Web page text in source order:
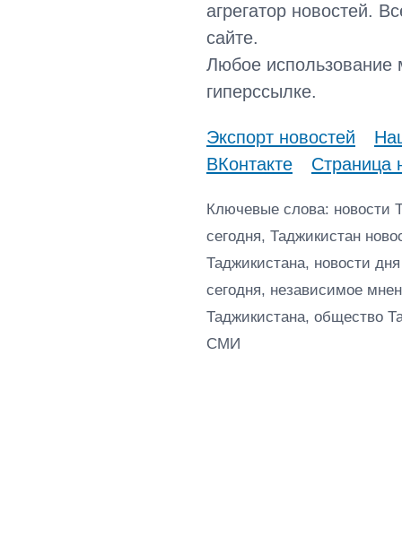
агрегатор новостей.
сайте.
Любое использование
гиперссылке.
Экспорт новостей
ВКонтакте
Страница
Ключевые слова: новости
сегодня, Таджикистан
Таджикистана, новости
сегодня, независимое
Таджикистана, общество
СМИ